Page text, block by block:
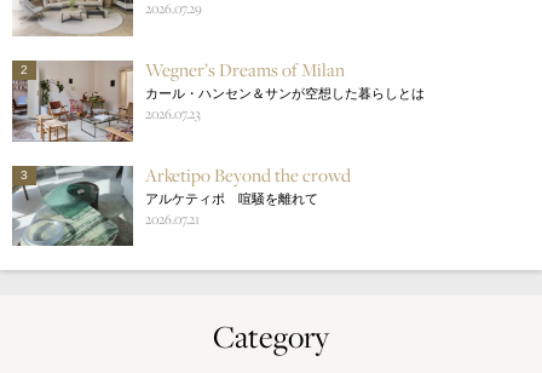
2026.07.29
2 Wegner’s Dreams of Milan
カール・ハンセン＆サンが空想した暮らしとは
2026.07.23
3 Arketipo Beyond the crowd
アルケティポ 喧騒を離れて
2026.07.21
Category